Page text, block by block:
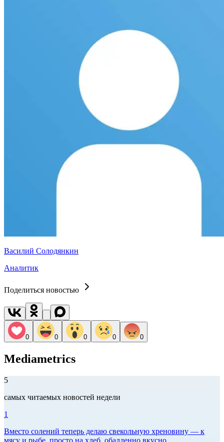
Василий Солодянкин
Аналитик
Поделиться новостью
0 0 0 0 0
Mediametrics
5
самых читаемых новостей недели
1
Вместо солений теперь делаю свекольную хреновину — к